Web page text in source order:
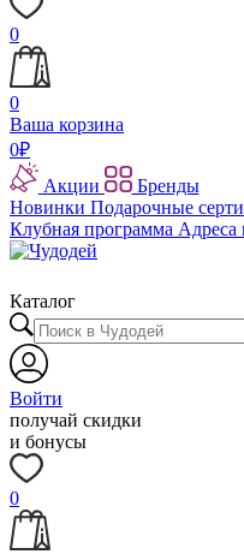
0
0
Ваша корзина
0₽
Акции
Бренды
Новинки Подарочные
Клубная программа Адреса
Каталог
Войти
получай скидки
и бонусы
0